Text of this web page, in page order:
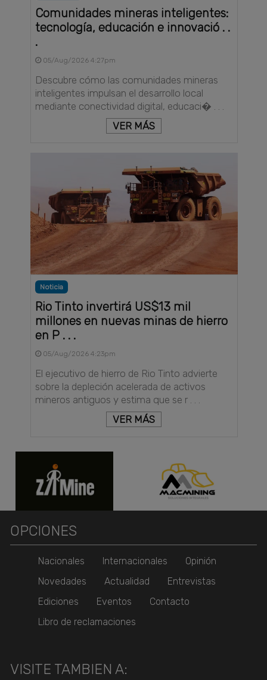
Comunidades mineras inteligentes:
tecnología, educación e innovació . .
.
05/Aug/2026 4:27pm
Descubre cómo las comunidades mineras
inteligentes impulsan el desarrollo local
mediante conectividad digital, educaci� . . .
VER MÁS
Noticia
Rio Tinto invertirá US$13 mil
millones en nuevas minas de hierro
en P . . .
05/Aug/2026 4:23pm
El ejecutivo de hierro de Rio Tinto advierte
sobre la depleción acelerada de activos
mineros antiguos y estima que se r . . .
VER MÁS
OPCIONES
Nacionales Internacionales
Opinión
Novedades
Actualidad
Entrevistas
Ediciones
Eventos
Contacto
Libro de reclamaciones
VISITE TAMBIEN A: